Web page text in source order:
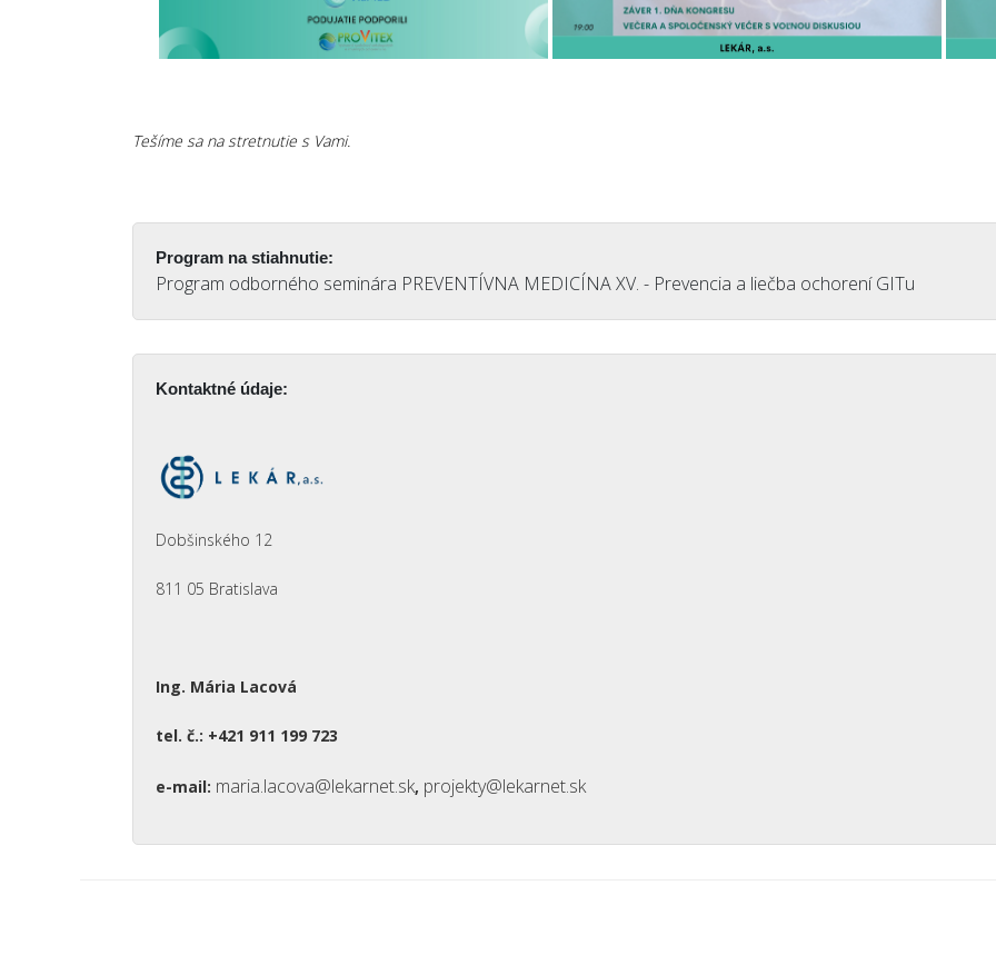
Tešíme sa na stretnutie s Vami.
Program na stiahnutie:
Program odborného seminára PREVENTÍVNA MEDICÍNA XV. - Prevencia a liečba ochorení GITu
Kontaktné údaje:
Dobšinského 12
811 05 Bratislava
Ing. Mária Lacová
tel. č.: +421 911 199 723
e-mail: maria.lacova@lekarnet.sk, projekty@lekarnet.sk